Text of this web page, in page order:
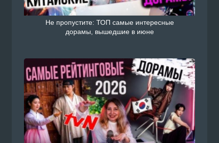
Не пропустите: ТОП самые интересные
дорамы, вышедшие в июне